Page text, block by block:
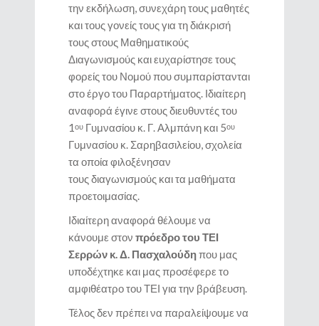
την εκδήλωση, συνεχάρη τους μαθητές
και τους γονείς τους για τη διάκρισή
τους στους Μαθηματικούς
Διαγωνισμούς και ευχαρίστησε τους
φορείς του Νομού που συμπαρίστανται
στο έργο του Παραρτήματος. Ιδιαίτερη
αναφορά έγινε στους διευθυντές του
1 ου Γυμνασίου κ. Γ. Αλμπάνη και 5ου
Γυμνασίου κ. Σαρηβασιλείου, σχολεία
τα οποία φιλοξένησαν
τους διαγωνισμούς και τα μαθήματα
προετοιμασίας.
Ιδιαίτερη αναφορά θέλουμε να
κάνουμε στον πρόεδρο του ΤΕΙ
Σερρών κ. Δ. Πασχαλούδηπου μας
υποδέχτηκε και μας προσέφερε το
αμφιθέατρο του ΤΕΙ για την βράβευση.
Τέλος δεν πρέπει να παραλείψουμε να